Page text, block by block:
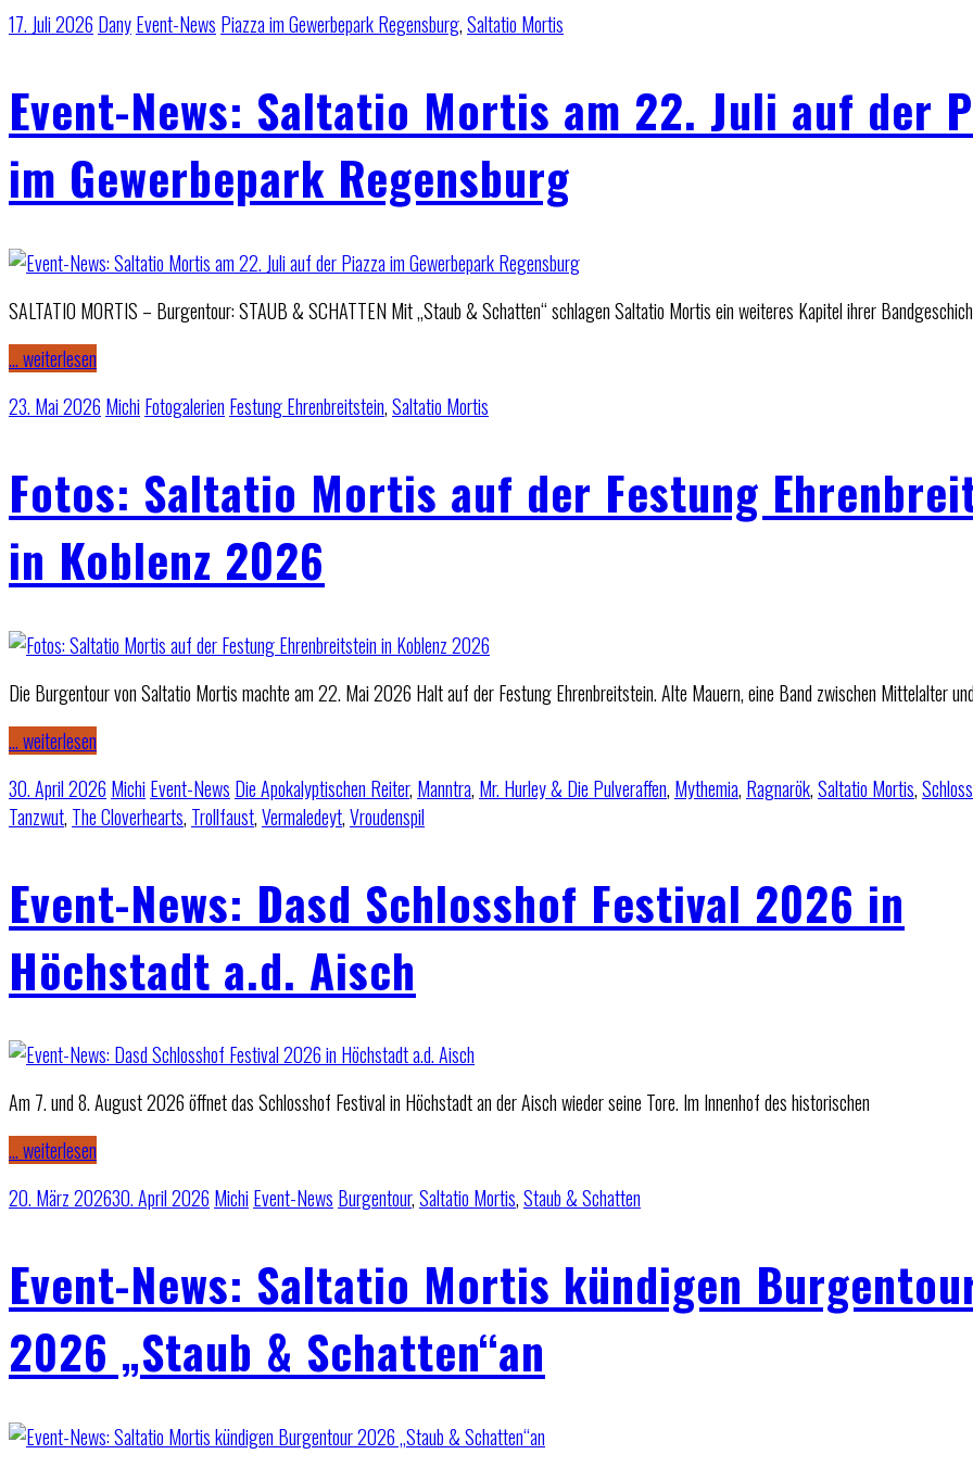
17. Juli 2026 DanyEvent-News Piazza im Gewerbepark Regensburg,Saltatio Mortis
Event-News: Saltatio Mortis am 22. Juli auf der
im Gewerbepark Regensburg
SALTATIO MORTIS – Burgentour: STAUB & SCHATTEN Mit „Staub & Schatten“ schlagen Saltatio Mortis ein weiteres Kapitel ihrer
… weiterlesen
23. Mai 2026 Michi Fotogalerien Festung Ehrenbreitstein,Saltatio Mortis
Fotos: Saltatio Mortis auf der Festung
in Koblenz 2026
Die Burgentour von Saltatio Mortis machte am 22. Mai 2026 Halt auf der Festung Ehrenbreitstein. Alte Mauern, eine Band zwischen Mittelalter
… weiterlesen
30. April 2026 Michi Event-News Die Apokalyptischen Reiter, Manntra, Mr. Hurley & Die Pulveraffen, Mythemia, Ragnarök,Saltatio Mortis,
Tanzwut, The Cloverhearts, Trollfaust,Vermaledeyt,Vroudenspil
Event-News: Dasd Schlosshof Festival 2026 in
Höchstadt a.d. Aisch
Am 7. und 8. August 2026 öffnet das Schlosshof Festival in Höchstadt an der Aisch wieder seine Tore. Im Innenhof des historischen
… weiterlesen
20. März 202630. April 2026 Michi Event-News Burgentour,Saltatio Mortis,Staub & Schatten
Event-News: Saltatio Mortis kündigen
2026 „Staub & Schatten“an